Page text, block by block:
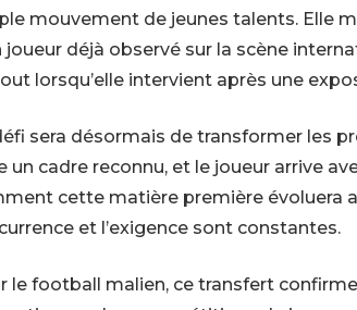
mouvement de jeunes talents. Elle
joueur déjà observé sur la scène
lorsqu’elle intervient après une
sera désormais de transformer les
un cadre reconnu, et le joueur arrive
cette matière première évoluera
et l’exigence sont constantes.
le football malien, ce transfert